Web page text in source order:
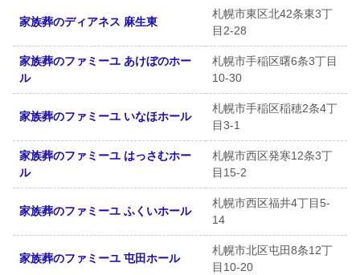
家族葬のディアネス 麻生東
札幌市東区北42条東3丁
目2-28
家族葬のファミーユ あけぼのホー
ル
札幌市手稲区曙6条3丁目
10-30
家族葬のファミーユ いなほホール
札幌市手稲区稲穂2条4丁
目3-1
家族葬のファミーユ はっさむホー
ル
札幌市西区発寒12条3丁
目15-2
家族葬のファミーユ ふくいホール
札幌市西区福井4丁目5-
14
家族葬のファミーユ 屯田ホール
札幌市北区屯田8条12丁
目10-20